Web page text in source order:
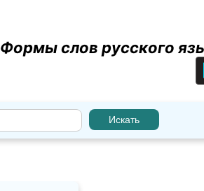
Формы слов русского